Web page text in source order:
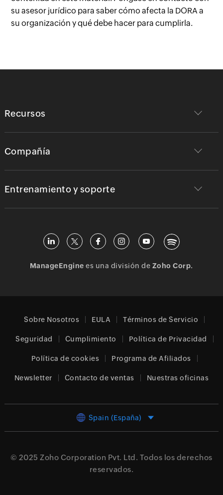
su asesor jurídico para saber cómo afecta la DORA a
su organización y qué debe hacer para cumplirla.
Recursos
Compañía
Entrenamiento y soporte
ManageEngine es una división de Zoho Corp.
Sobre Nosotros EULA Términos de Servicio
Seguridad Cumplimiento Política de Privacidad
Política de cookies Programa de Afiliados
Newsletter Contacto de ventas Nuestras oficinas
Spain (España)
© 2025 Zoho Corporation Pvt. Ltd. Todos los derechos
reservados.